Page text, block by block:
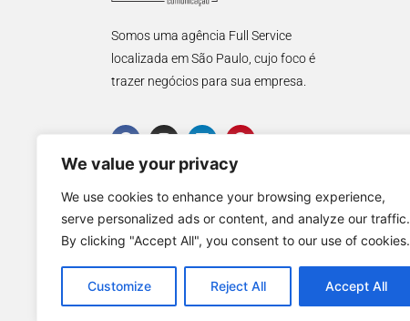
We value your privacy
We use cookies to enhance your browsing experience,
serve personalized ads or content, and analyze our traffic.
By clicking "Accept All", you consent to our use of cookies.
Customize Reject All Accept All
Somos uma agência Full Service
localizada em São Paulo, cujo foco é
trazer negócios para sua empresa.